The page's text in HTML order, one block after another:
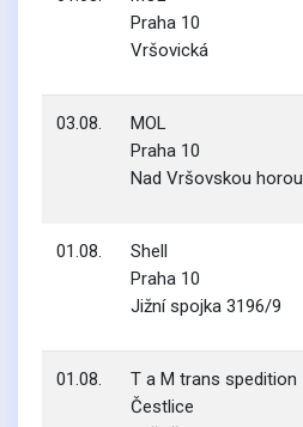
Praha 10
Vršovická
03.08.
MOL
Praha 10
Nad Vršovskou horou
01.08.
Shell
Praha 10
Jižní spojka 3196/9
01.08.
T a M trans spedition
Čestlice